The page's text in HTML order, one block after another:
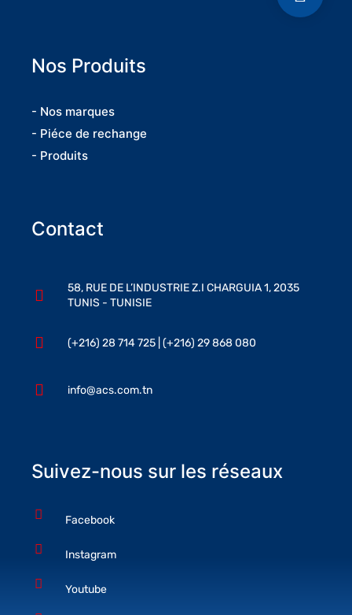
Nos Produits
- Nos marques
- Piéce de rechange
- Produits
Contact
58, RUE DE L’INDUSTRIE Z.I CHARGUIA 1, 2035
TUNIS - TUNISIE
(+216) 28 714 725 | (+216) 29 868 080
info@acs.com.tn
Suivez-nous sur les réseaux
Facebook
Instagram
Youtube